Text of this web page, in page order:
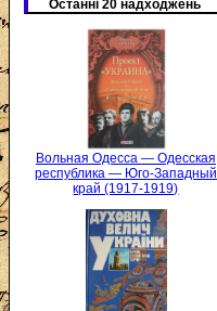
Останні 20 надходжень
Вольная Одесса — Одесская
республика — Юго-Западный
край (1917-1919)